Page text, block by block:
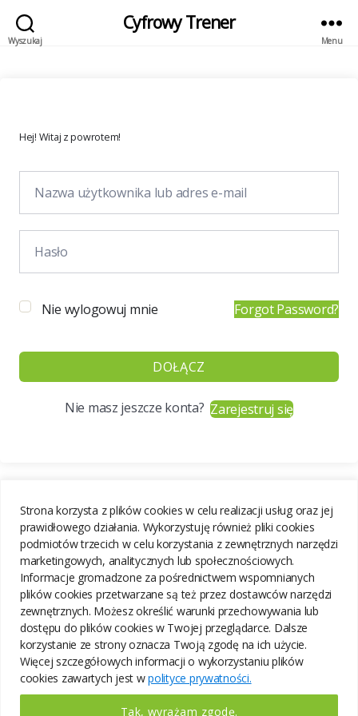
Strona korzysta z plików cookies w celu realizacji usług oraz jej
prawidłowego działania. Wykorzystuję również pliki cookies
podmiotów trzecich w celu korzystania z zewnętrznych narzędzi
marketingowych, analitycznych lub społecznościowych.
Informacje gromadzone za pośrednictwem wspomnianych
plików cookies przetwarzane są też przez dostawców narzędzi
zewnętrznych. Możesz określić warunki przechowywania lub
dostępu do plików cookies w Twojej przeglądarce. Dalsze
korzystanie ze strony oznacza Twoją zgodę na ich użycie.
Więcej szczegółowych informacji o wykorzystaniu plików
cookies zawartych jest wpolityce prywatności.
Tak, wyrażam zgodę.
Wyszukaj
Cyfrowy Trener
Menu
Hej! Witaj z powrotem!
Nie wylogowuj mnie Forgot Password?
DOŁĄCZ
Nie masz jeszcze konta?Zarejestruj się